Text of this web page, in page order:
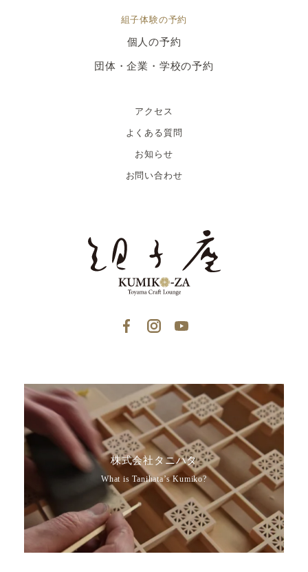
組子体験の予約
個人の予約
団体・企業・学校の予約
アクセス
よくある質問
お知らせ
お問い合わせ
株式会社タニハタ
What is Tanihata’s Kumiko?